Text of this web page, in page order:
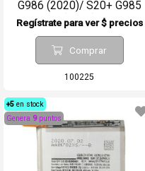
G986 (2020)/ S20+ G985
(2020)
Regístrate para ver $ precios
Comprar
100225
+5 en stock
Genera 9puntos